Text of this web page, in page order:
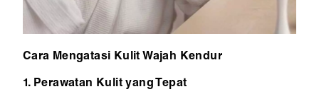
Cara Mengatasi Kulit Wajah Kendur
1. Perawatan Kulit yang Tepat